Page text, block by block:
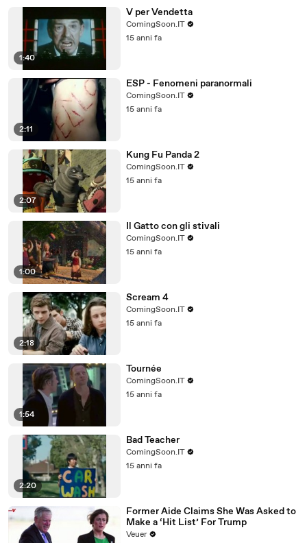
1:40
V per Vendetta
ComingSoon.IT
15 anni fa
2:11
ESP - Fenomeni paranormali
ComingSoon.IT
15 anni fa
2:07
Kung Fu Panda 2
ComingSoon.IT
15 anni fa
1:00
Il Gatto con gli stivali
ComingSoon.IT
15 anni fa
2:18
Scream 4
ComingSoon.IT
15 anni fa
1:54
Tournée
ComingSoon.IT
15 anni fa
2:20
Bad Teacher
ComingSoon.IT
15 anni fa
Former Aide Claims She Was Asked to
Make a ‘Hit List’ For Trump
Veuer